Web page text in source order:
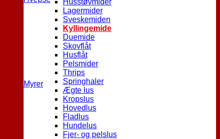
Myrer
Husstøvmider
Lagermider
Sveskemiden
Kyllingemide
Duemide
Skovflåt
Husflåt
Pelsmider
Thrips
Springhaler
Ægte lus
Kropslus
Hovedlus
Fladlus
Hundelus
Fjer- og pelslus